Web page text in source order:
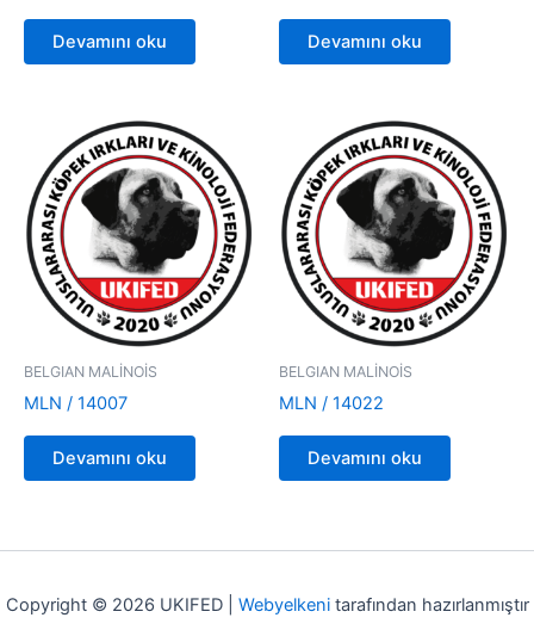
Devamını oku Devamını oku
BELGIAN MALİNOİS
MLN / 14007
Devamını oku
BELGIAN MALİNOİS
MLN / 14022
Devamını oku
Copyright © 2026 UKIFED | Webyelkenitarafından hazırlanmıştır